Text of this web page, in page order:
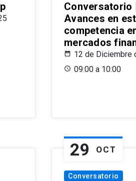
Conversatorio
Avances en
competencia
mercados
12 de Diciembre
09:00 a 10:00
29 OCT
Conversatorio